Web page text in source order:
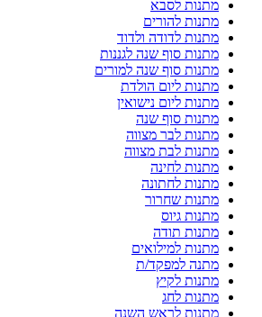
מתנות לסבא
מתנות להורים
מתנות לדודה ולדוד
מתנות סוף שנה לגננות
מתנות סוף שנה למורים
מתנות ליום הולדת
מתנות ליום נישואין
מתנות סוף שנה
מתנות לבר מצווה
מתנות לבת מצווה
מתנות לחינה
מתנות לחתונה
מתנות שחרור
מתנות גיוס
מתנות תודה
מתנות למילואים
מתנה למפקד/ת
מתנות לקיץ
מתנות לחג
מתנות לראש השנה